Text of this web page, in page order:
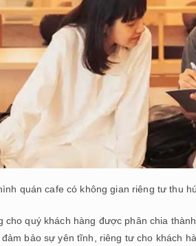
quán cafe có không gian riêng tư thu
cho quý khách hàng được phân chia
bảo sự yên tĩnh, riêng tư cho khách